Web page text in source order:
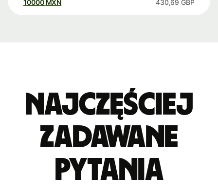
10000 MXN 430,69 GBP
Najczęściej
zadawane
pytania